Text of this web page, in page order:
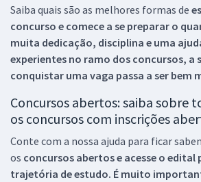
Saiba quais são as melhores formas de
concurso e comece a se preparar o
muita dedicação, disciplina e uma
experientes no ramo dos concursos, a
conquistar uma vaga passa a ser bem
Concursos abertos: saiba sobre
os concursos com inscrições
Conte com a nossa ajuda para ficar
os concursos abertos e acesse o edital
trajetória de estudo. É muito